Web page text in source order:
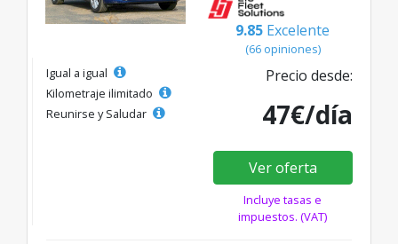
9.85 Excelente
(66 opiniones)
Igual a igual
Kilometraje ilimitado
Reunirse y Saludar
Precio desde:
47€/día
Ver oferta
Incluye tasas e
impuestos. (VAT)